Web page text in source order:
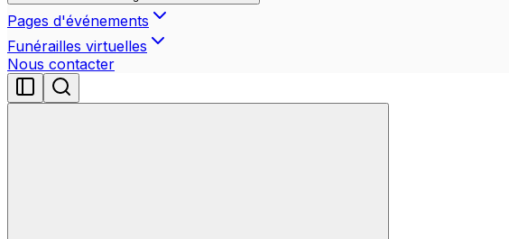
Pages d'événements
Funérailles virtuelles
Nous contacter